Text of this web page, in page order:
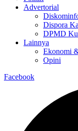
Advertorial
Dispora
DPMD
Lainnya
Ekonomi
Opini
Facebook